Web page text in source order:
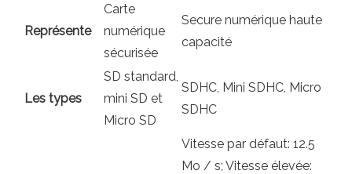
Représente
Carte
numérique
sécurisée
Secure numérique haute
capacité
Les types
SD standard,
mini SD et
Micro SD
SDHC, Mini SDHC, Micro
SDHC
Vitesse par défaut: 12.5
Mo / s; Vitesse élevée: